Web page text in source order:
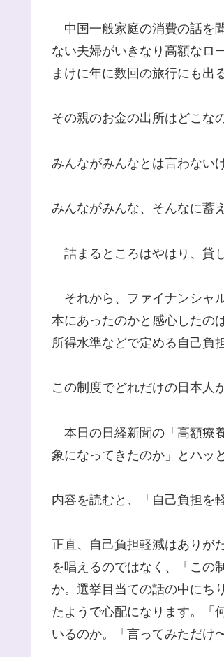
中国一般家庭の消費の話を
ない夫婦がいきなり高額なロ
まけに年に数回の旅行にも出
その親のお金の出所はどこな
みんながみんなとは言わない
みんながみんな、そんなに蓄
詰まるところはやはり、貸
それから、ファイナンシャ
本にあったのかと感心したの
所得水準などで定める自己負
この制度でどれだけの日本人
本日の日経新聞の「高額療
象になってきたのか」とハッ
内容を読むと、「自己負担を
正直、自己負担軽減はありが
を唱えるのではなく、「この
か。選挙目当ての話の中にち
たようで心配になります。「
いるのか。「言ってみただけ